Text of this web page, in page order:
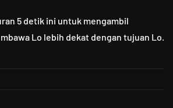
5 detik ini untuk mengambil
Lo lebih dekat dengan tujuan Lo.